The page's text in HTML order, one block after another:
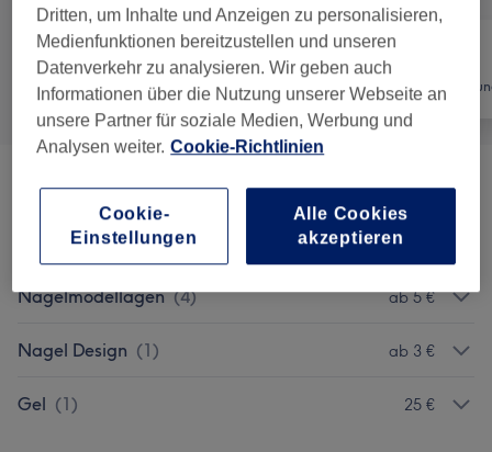
Alle Nägel
Nagelmodellage (7) ab 5 €
Maniküre & Pediküre ( ab 8 €
Nagelmodellagen (4) ab 5 €
Nagel Design (1) ab 3 €
Gel (1) 25 €
Dritten, um Inhalte und Anzeigen zu personalisieren,
Medienfunktionen bereitzustellen und unseren
Datenverkehr zu analysieren. Wir geben auch
Informationen über die Nutzung unserer Webseite an
unsere Partner für soziale Medien, Werbung und
Analysen weiter. Cookie-Richtlinien
Cookie-
Einstellungen
Alle Cookies
akzeptieren